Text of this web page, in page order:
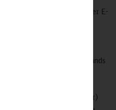
in Ihrer Lieferbestätigung per E-
Kundenbetreuung.
innerhalb Deutschlands
eine
4,99 €. Ab 50 € ist der
(z.B. Fahrräder)